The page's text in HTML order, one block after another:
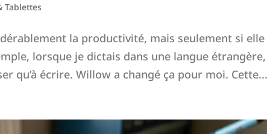
Tablettes
la productivité, mais seulement si elle
lorsque je dictais dans une langue
qu’à écrire. Willow a changé ça pour moi.